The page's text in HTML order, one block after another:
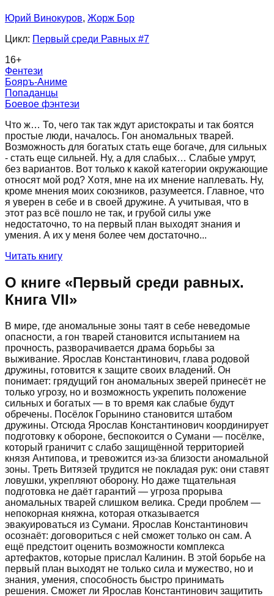
Юрий Винокуров, Жорж Бор
Цикл: Первый среди Равных #7
16+
Фентези
Бояръ-Аниме
Попаданцы
Боевое фэнтези
Что ж… То, чего так так ждут аристократы и так боятся
простые люди, началось. Гон аномальных тварей.
Возможность для богатых стать еще богаче, для сильных
- стать еще сильней. Ну, а для слабых… Слабые умрут,
без вариантов. Вот только к какой категории окружающие
относят мой род? Хотя, мне на их мнение наплевать. Ну,
кроме мнения моих союзников, разумеется. Главное, что
я уверен в себе и в своей дружине. А учитывая, что в
этот раз всё пошло не так, и грубой силы уже
недостаточно, то на первый план выходят знания и
умения. А их у меня более чем достаточно...
Читать книгу
О книге «Первый среди равных.
Книга VII»
В мире, где аномальные зоны таят в себе неведомые
опасности, а гон тварей становится испытанием на
прочность, разворачивается драма борьбы за
выживание. Ярослав Константинович, глава родовой
дружины, готовится к защите своих владений. Он
понимает: грядущий гон аномальных зверей принесёт не
только угрозу, но и возможность укрепить положение
сильных и богатых — в то время как слабые будут
обречены. Посёлок Горынино становится штабом
дружины. Отсюда Ярослав Константинович координирует
подготовку к обороне, беспокоится о Сумани — посёлке,
который граничит с слабо защищённой территорией
князя Антипова, и тревожится из-за близости аномальной
зоны. Треть Витязей трудится не покладая рук: они ставят
ловушки, укрепляют оборону. Но даже тщательная
подготовка не даёт гарантий — угроза прорыва
аномальных тварей слишком велика. Среди проблем —
непокорная княжна, которая отказывается
эвакуироваться из Сумани. Ярослав Константинович
осознаёт: договориться с ней сможет только он сам. А
ещё предстоит оценить возможности комплекса
артефактов, которые прислал Калинин. В этой борьбе на
первый план выходят не только сила и мужество, но и
знания, умения, способность быстро принимать
решения. Сможет ли Ярослав Константинович защитить